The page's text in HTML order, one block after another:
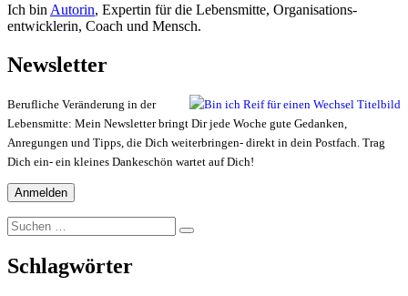
Ich bin Autorin, Expertin für die Lebensmitte, Organisations-
entwicklerin, Coach und Mensch.
Newsletter
Berufliche Veränderung in der
Lebensmitte: Mein Newsletter bringt Dir jede Woche gute Gedanken,
Anregungen und Tipps, die Dich weiterbringen- direkt in dein Postfach. Trag
Dich ein- ein kleines Dankeschön wartet auf Dich!
Suchen
nach:
Suchen
Schlagwörter